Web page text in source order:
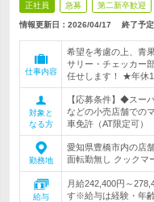
正社員 急募 第二新卒歓迎
情報更新日：2026/04/17 終了予定
仕事内容
希望を考慮の上、青
サリー・チェッカー
任せします！ ★年休
対象と
なる方
【応募条件】◆スー
などの小売店舗での
車免許（AT限定可）
勤務地
愛知県豊橋市内の店
面転勤無し クックマ
給与
月給242,400円～
す※給与は経験・年